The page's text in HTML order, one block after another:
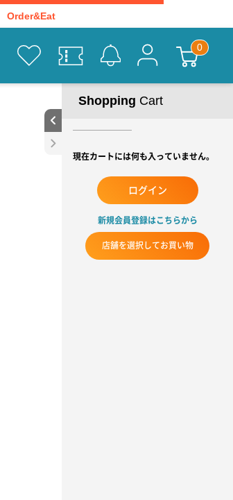
Order&Eat
Shopping Cart
現在カートには何も入っていません。
ログイン
新規会員登録はこちらから
店舗を選択してお買い物